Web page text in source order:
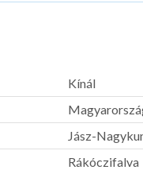
Kínál
Jász-
Rákóczifalva